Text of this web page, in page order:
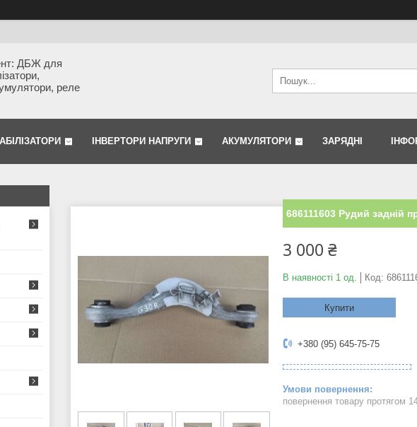
ДБЖ для
реле
ІНВЕРТОРИ НАПРУГИ АКУМУЛЯТОРИ ЗАРЯДНІ
686111603 Рудий задній
3 000 ₴
В наявності 1 од. Код:
Купити
+380 (95) 645-75-75
повернення товару протягом